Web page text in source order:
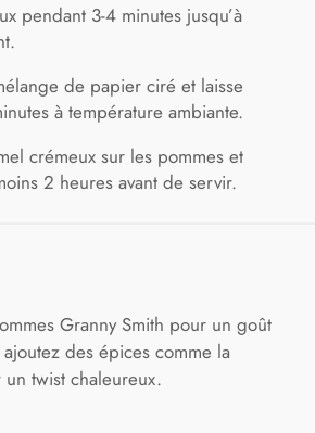
pendant 3-4 minutes jusqu’à
de papier ciré et laisse
à température ambiante.
crémeux sur les pommes et
2 heures avant de servir.
Granny Smith pour un goût
des épices comme la
twist chaleureux.